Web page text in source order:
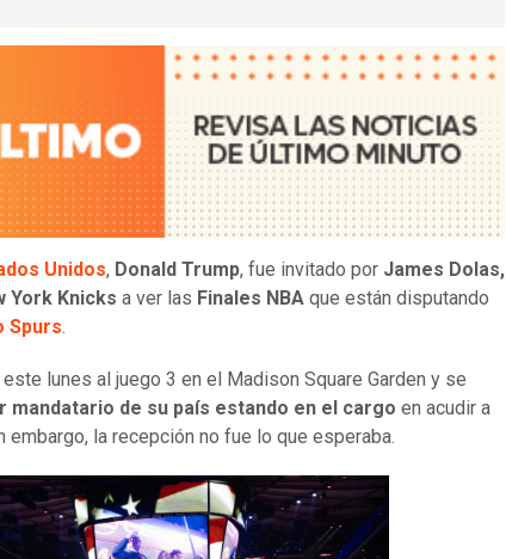
Unidos, Donald Trump, fue invitado por James Dolas,
York Knicks a ver las Finales NBA que están disputando
Spurs.
lunes al juego 3 en el Madison Square Garden y se
mandatario de su país estando en el cargo en acudir a
embargo, la recepción no fue lo que esperaba.